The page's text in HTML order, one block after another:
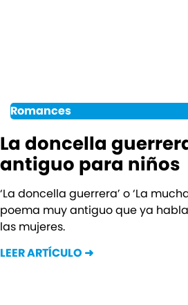
Romances
La doncella
antiguo para niños
‘La doncella guerrera’ o ‘La
poema muy antiguo que ya
las mujeres.
LEER ARTÍCULO ➜